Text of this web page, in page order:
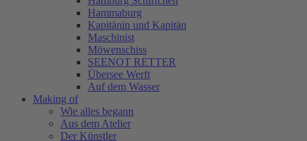
Hammaburg
Kapitänin und Kapitän
Maschinist
Möwenschiss
SEENOT RETTER
Übersee Werft
Auf dem Wasser
Making of
Wie alles begann
Aus dem Atelier
Der Künstler